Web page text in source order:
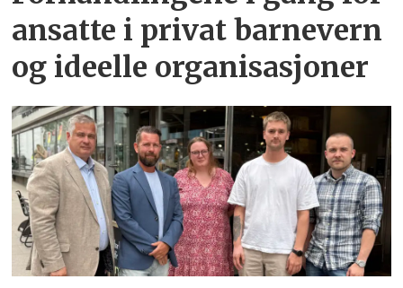
ansatte i privat barnevern
og ideelle organisasjoner